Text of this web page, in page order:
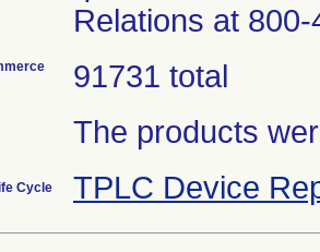
Relations at
91731 total
The products
Cycle TPLC Device